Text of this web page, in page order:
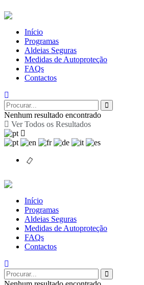
Início
Programas
Aldeias Seguras
Medidas de Autoproteção
FAQs
Contactos
Nenhum resultado encontrado
Ver Todos os Resultados
Início
Programas
Aldeias Seguras
Medidas de Autoproteção
FAQs
Contactos